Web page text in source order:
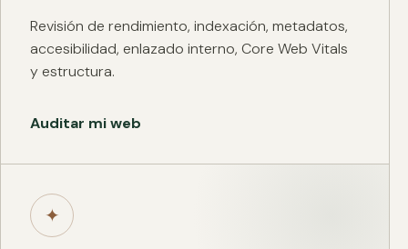
Revisión de rendimiento, indexación, metadatos,
accesibilidad, enlazado interno, Core Web Vitals
y estructura.
Auditar mi web
✦